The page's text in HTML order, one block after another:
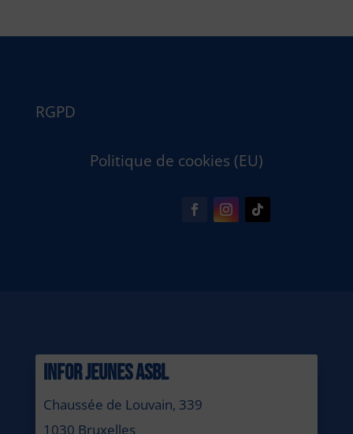
RGPD
Politique de cookies (EU)
INFOR JEUNES ASBL
Chaussée de Louvain, 339
1030 Bruxelles